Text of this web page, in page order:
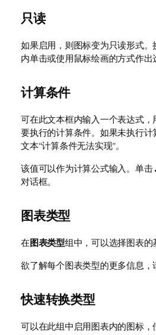
只读
如果启用，则图标变为只读形式
内单击或使用鼠标绘画的方式作出
计算条件
可在此文本框内输入一个表达式
要执行的计算条件。如果未执行
文本“计算条件无法实现”。
该值可以作为计算公式输入。单击
对话框。
图表类型
在图表类型组中，可以选择图表的
欲了解每个图表类型的更多信息，
快速转换类型
可以在此组中启用图表内的图标